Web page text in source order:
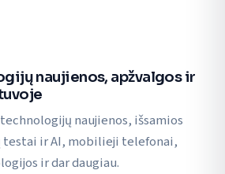
naujienos, apžvalgos ir
naujienos, išsamios
testai ir AI, mobilieji telefonai,
ir dar daugiau.